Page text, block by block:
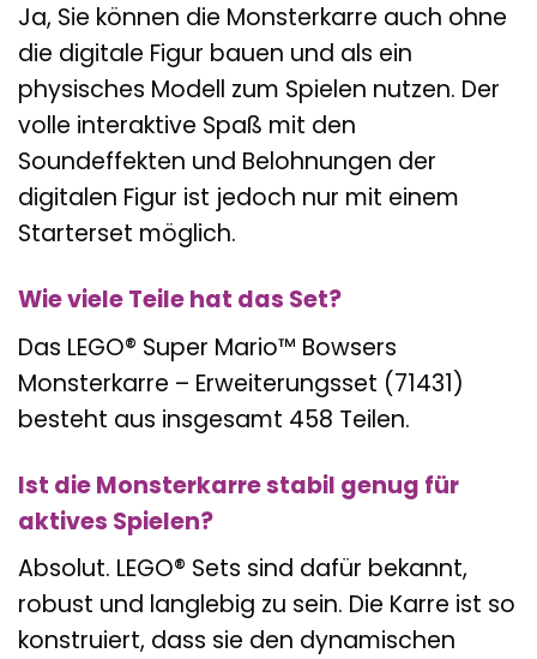
Ja, Sie können die Monsterkarre auch ohne
die digitale Figur bauen und als ein
physisches Modell zum Spielen nutzen. Der
volle interaktive Spaß mit den
Soundeffekten und Belohnungen der
digitalen Figur ist jedoch nur mit einem
Starterset möglich.
Wie viele Teile hat das Set?
Das LEGO® Super Mario™ Bowsers
Monsterkarre – Erweiterungsset (71431)
besteht aus insgesamt 458 Teilen.
Ist die Monsterkarre stabil genug für
aktives Spielen?
Absolut. LEGO® Sets sind dafür bekannt,
robust und langlebig zu sein. Die Karre ist so
konstruiert, dass sie den dynamischen